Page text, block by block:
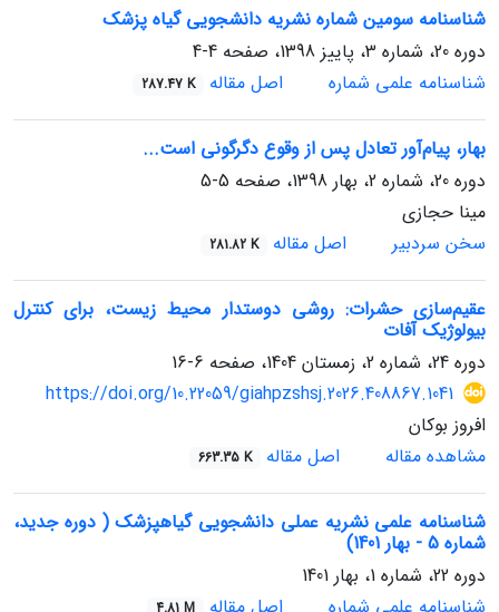
شناسنامه سومین شماره نشریه دانشجویی گیاه پزشک
دوره 20، شماره 3، پاییز 1398، صفحه
4-4
شناسنامه علمی شماره
اصل مقاله 287.47 K
بهار، پیام‌آور تعادل پس از وقوع دگرگونی است...
دوره 20، شماره 2، بهار 1398، صفحه
5-5
مینا حجازی
سخن سردبیر
اصل مقاله 281.82 K
عقیم‌سازی حشرات: روشی دوستدار محیط زیست، برای کنترل
بیولوژیک آفات
دوره 24، شماره 2، زمستان 1404، صفحه
6-16
https://doi.org/10.22059/giahpzshsj.2026.408867.1041
افروز بوکان
مشاهده مقاله
اصل مقاله 663.35 K
شناسنامه علمی نشریه عملی دانشجویی گیاهپزشک ( دوره جدید،
شماره 5 - بهار 1401)
دوره 22، شماره 1، بهار 1401